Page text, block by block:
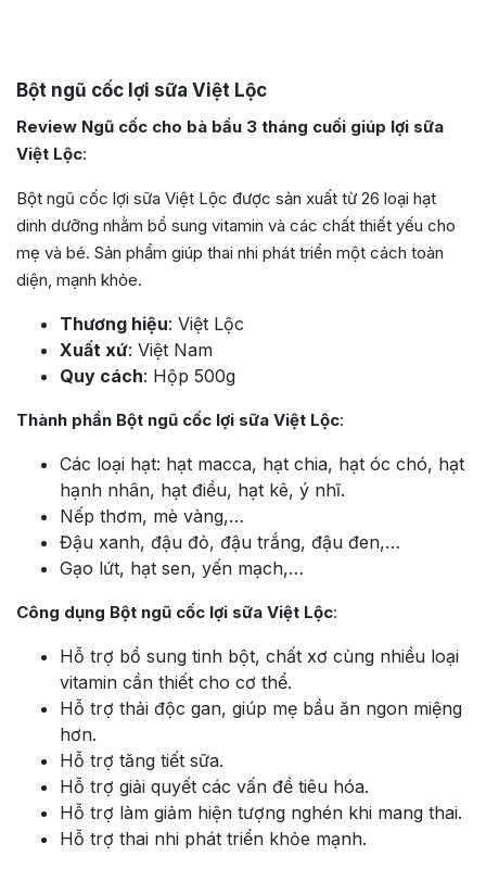
Bột ngũ cốc lợi sữa Việt Lộc
Review Ngũ cốc cho bà bầu 3 tháng cuối giúp lợi sữa
Việt Lộc:
Bột ngũ cốc lợi sữa Việt Lộc được sản xuất từ 26 loại hạt
dinh dưỡng nhằm bổ sung vitamin và các chất thiết yếu cho
mẹ và bé. Sản phẩm giúp thai nhi phát triển một cách toàn
diện, mạnh khỏe.
Thương hiệu: Việt Lộc
Xuất xứ: Việt Nam
Quy cách: Hộp 500g
Thành phần Bột ngũ cốc lợi sữa Việt Lộc:
Các loại hạt: hạt macca, hạt chia, hạt óc chó, hạt
hạnh nhân, hạt điều, hạt kê, ý nhĩ.
Nếp thơm, mè vàng,…
Đậu xanh, đậu đỏ, đậu trắng, đậu đen,…
Gạo lứt, hạt sen, yến mạch,…
Công dụng Bột ngũ cốc lợi sữa Việt Lộc:
Hỗ trợ bổ sung tinh bột, chất xơ cùng nhiều loại
vitamin cần thiết cho cơ thể.
Hỗ trợ thải độc gan, giúp mẹ bầu ăn ngon miệng
hơn.
Hỗ trợ tăng tiết sữa.
Hỗ trợ giải quyết các vấn đề tiêu hóa.
Hỗ trợ làm giảm hiện tượng nghén khi mang thai.
Hỗ trợ thai nhi phát triển khỏe mạnh.